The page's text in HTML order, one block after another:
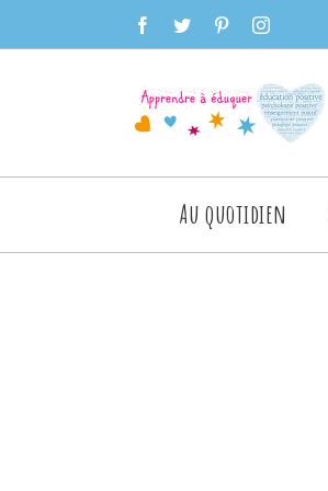
to
facebooktwitter pinterestinstagram
Rechercher
Au quotidien